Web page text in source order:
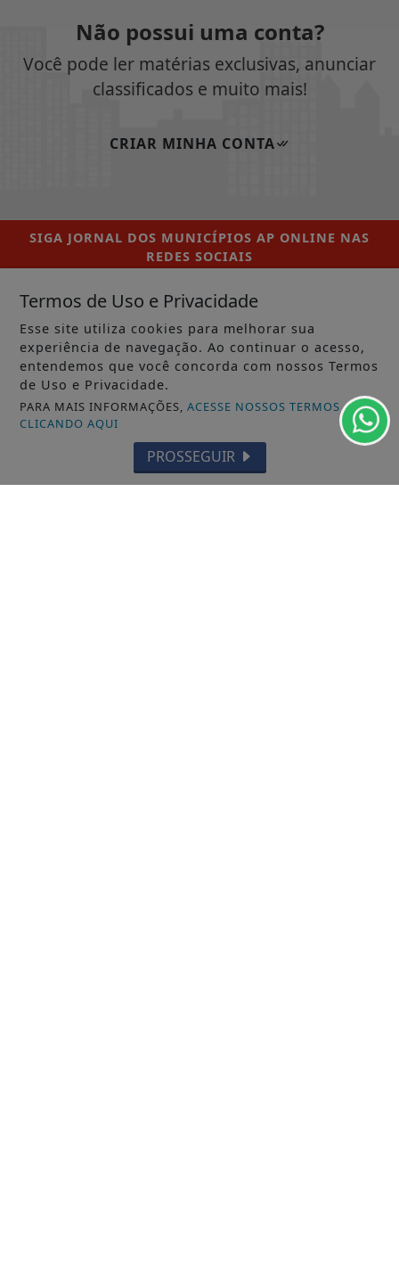
Não possui uma conta?
Você pode ler matérias exclusivas, anunciar
classificados e muito mais!
CRIAR MINHA CONTA
SIGA JORNAL DOS MUNICÍPIOS AP ONLINE NAS
REDES SOCIAIS
/ NOTÍCIAS
MUNICÍPIOS GERAL
MACAPÁ
LARANJAL DO JARI
Termos de Uso e Privacidade
Esse site utiliza cookies para melhorar sua
experiência de navegação. Ao continuar o acesso,
entendemos que você concorda com nossos Termos
de Uso e Privacidade.
PARA MAIS INFORMAÇÕES,ACESSE NOSSOS TERMOS
CLICANDO AQUI
PROSSEGUIR